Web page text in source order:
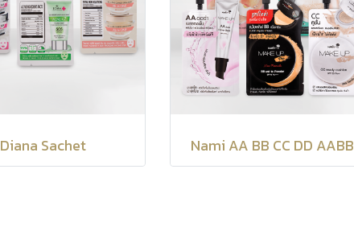
Diana Sachet Nami AA BB CC DD AABB